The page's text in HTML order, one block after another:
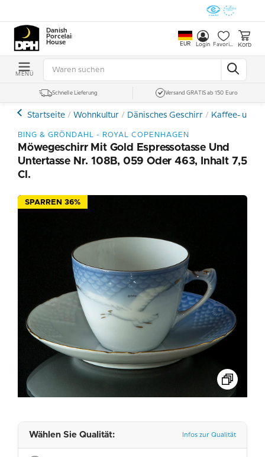
Danish
Porcelain
House
EUR Login Favoriten Korb
MENÜ
Schnelle Lieferung Versand GRATIS ab 150 Euro
Startseite Wohnkultur Dänisches Geschirr Kaffee- und
BING & GRÖNDAHL - ROYAL COPENHAGEN
Möwegeschirr Mit Gold Espressotasse Und
Untertasse Nr. 108B, 059 Oder 463, Inhalt 7,5
Cl.
SPARREN 36%
Wählen Sie Qualität: Infos zur Qualität